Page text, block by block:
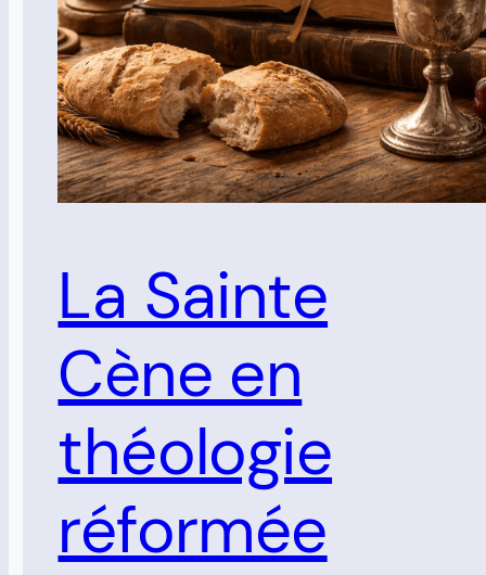
La Sainte
Cène en
théologie
réformée